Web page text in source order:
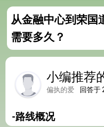
从金融中心到荣国
需要多久？
小编推荐
偏执的爱 回答于
-路线概况